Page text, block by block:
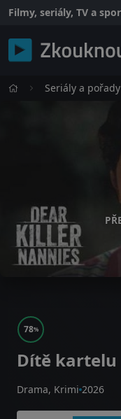
Filmy, seriály, TV a
Seriály a pořady
78%
Dítě kartelu
Drama, Krimi 2026